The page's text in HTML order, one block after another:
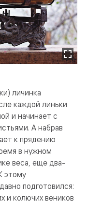
личинка
каждой линьки
и начинает с
А набрав
к прядению
в нужном
веса, еще два-
этому
подготовился:
и колючих веников